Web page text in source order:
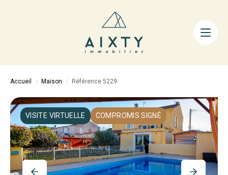
ACHETER
LA MÉTHODE
AIXTY & VOUS
Nos Agences
Nos Équipes
Accueil Maison Référence 5229
VISITE VIRTUELLE COMPROMIS SIGNÉ